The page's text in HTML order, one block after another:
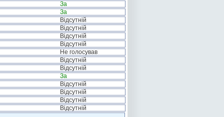
За
За
Відсутній
Відсутній
Відсутній
Відсутній
Не голосував
Відсутній
Відсутній
За
Відсутній
Відсутній
Відсутній
Відсутній